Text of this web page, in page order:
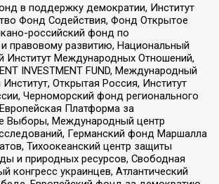
в поддержку демократии, Институт
Фонд Содействия, Фонд Открытое
российский фонд по
правовому развитию, Национальный
Институт Международных Отношений,
INVESTMENT FUND, Международный
Открытая Россия, Институт
Черноморский фонд регионального
Платформа за
Выборы, Международный центр
Германский фонд Маршалла
Тихоокеанский центр защиты
и природных ресурсов, Свободная
конгресс украинцев, Атлантический